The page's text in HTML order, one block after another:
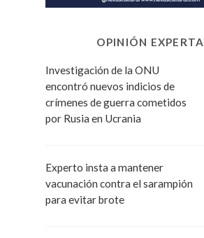
OPINIÓN EXPERTA
Investigación de la ONU
encontró nuevos indicios de
crímenes de guerra cometidos
por Rusia en Ucrania
Experto insta a mantener
vacunación contra el sarampión
para evitar brote